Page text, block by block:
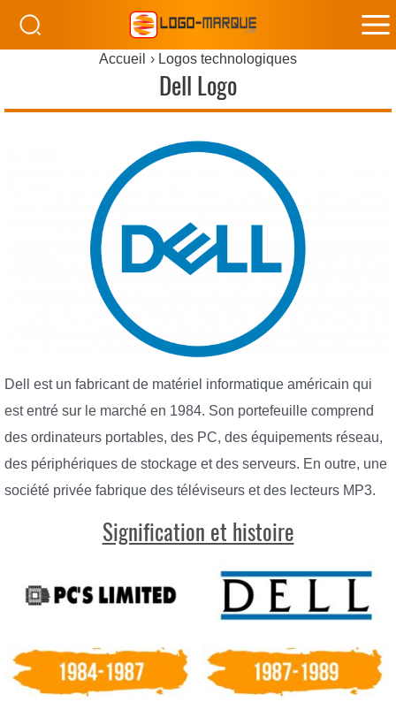
Accueil Logos technologiques
Dell Logo
Dell est un fabricant de matériel informatique américain qui
est entré sur le marché en 1984. Son portefeuille comprend
des ordinateurs portables, des PC, des équipements réseau,
des périphériques de stockage et des serveurs. En outre, une
société privée fabrique des téléviseurs et des lecteurs MP3.
Signification et histoire